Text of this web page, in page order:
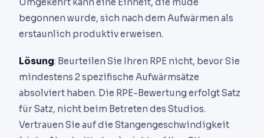
begonnen wurde, sich nach dem Aufwärmen als
erstaunlich produktiv erweisen.
Lösung: Beurteilen Sie Ihren RPE nicht, bevor Sie
mindestens 2 spezifische Aufwärmsätze
absolviert haben. Die RPE-Bewertung erfolgt Satz
für Satz, nicht beim Betreten des Studios.
Vertrauen Sie auf die Stangengeschwindigkeit